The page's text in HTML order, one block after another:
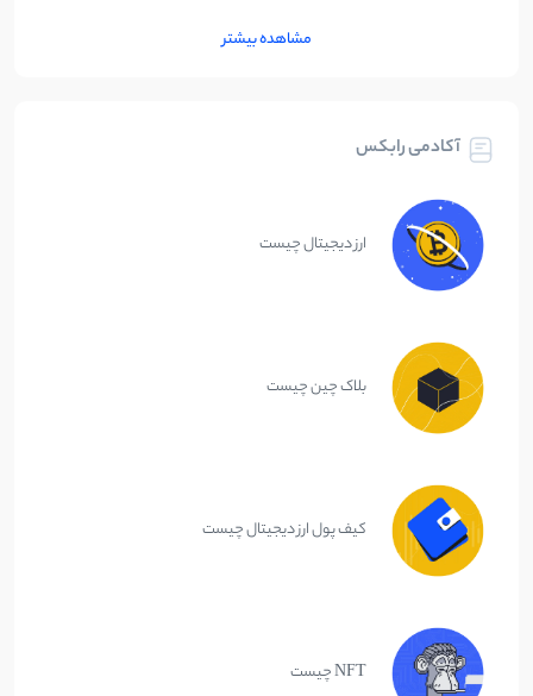
مشاهده بیشتر
آکادمی رابکس
ارز دیجیتال چیست
بلاک چین چیست
کیف پول ارز دیجیتال چیست
NFT چیست